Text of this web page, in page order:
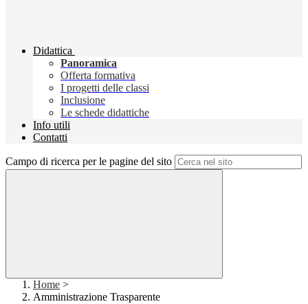
Didattica
Panoramica
Offerta formativa
I progetti delle classi
Inclusione
Le schede didattiche
Info utili
Contatti
Campo di ricerca per le pagine del sito
Home >
Amministrazione Trasparente